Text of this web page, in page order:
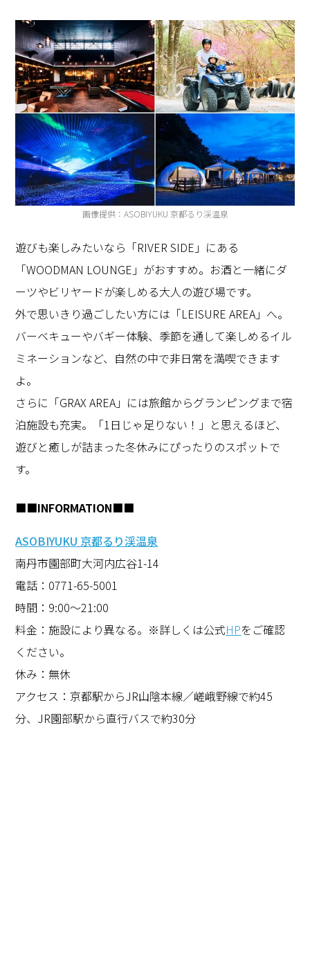
画像提供：ASOBIYUKU 京都るり渓温泉
遊びも楽しみたいなら「RIVER SIDE」にある
「WOODMAN LOUNGE」がおすすめ。お酒と一緒にダ
ーツやビリヤードが楽しめる大人の遊び場です。
外で思いきり過ごしたい方には「LEISURE AREA」へ。
バーベキューやバギー体験、季節を通して楽しめるイル
ミネーションなど、自然の中で非日常を満喫できます
よ。
さらに「GRAX AREA」には旅館からグランピングまで宿
泊施設も充実。「1日じゃ足りない！」と思えるほど、
遊びと癒しが詰まった冬休みにぴったりのスポットで
す。
■■INFORMATION■■
ASOBIYUKU 京都るり渓温泉
南丹市園部町大河内広谷1-14
電話：0771-65-5001
時間：9:00〜21:00
料金：施設により異なる。※詳しくは公式HPをご確認
ください。
休み：無休
アクセス：京都駅からJR山陰本線／嵯峨野線で約45
分、JR園部駅から直行バスで約30分